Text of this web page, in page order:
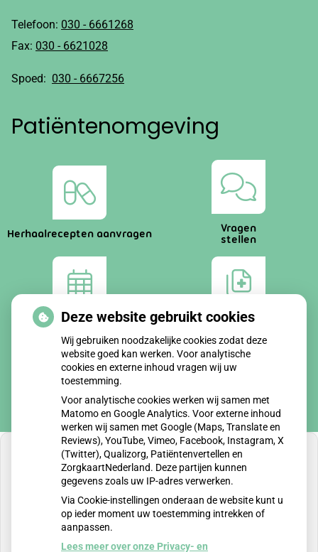
Telefoon: 030 - 6661268
Fax: 030 - 6621028
Spoed: 030 - 6667256
Patiëntenomgeving
Herhaalrecepten aanvragen
Vragen
stellen
Afspraken
maken
Dossier
bekijken
U heeft geen toestemming gegeven voor
externe inhoud die nodig is om dit te zien.
Cookie-instellingen wijzigen
Deze website gebruikt cookies
Wij gebruiken noodzakelijke cookies zodat deze
website goed kan werken. Voor analytische
cookies en externe inhoud vragen wij uw
toestemming.
Voor analytische cookies werken wij samen met
Matomo en Google Analytics. Voor externe inhoud
werken wij samen met Google (Maps, Translate en
Reviews), YouTube, Vimeo, Facebook, Instagram, X
(Twitter), Qualizorg, Patiëntenvertellen en
ZorgkaartNederland. Deze partijen kunnen
gegevens zoals uw IP-adres verwerken.
Via Cookie-instellingen onderaan de website kunt u
op ieder moment uw toestemming intrekken of
aanpassen.
Lees meer over onze Privacy- en